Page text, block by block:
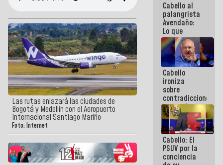
Las rutas enlazará las ciudades de
Bogotá y Medellín con el Aeropuerto
Internacional Santiago Mariño
Foto: Internet
Cabello al
palangrista
Avendaño:
Lo que
vayas a
escribir
hazlo hoy
por que no
sabemos si
la semana
que viene
hay
programa
Cabello
ironiza
sobre
contradicciones
y mentiras
de María
Machado:
¡Créanle!
Cabello: El
PSUV por la
conciencia